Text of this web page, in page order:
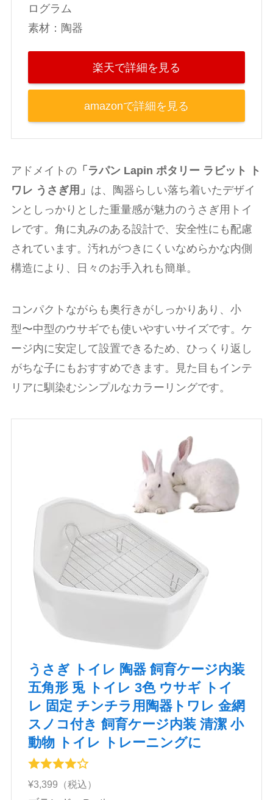
ログラム
素材：陶器
楽天で詳細を見る
amazonで詳細を見る
アドメイトの「ラパン Lapin ポタリー ラビット ト
ワレ うさぎ用」 は、陶器らしい落ち着いたデザイ
ンとしっかりとした重量感が魅力のうさぎ用トイ
レです。角に丸みのある設計で、安全性にも配慮
されています。汚れがつきにくいなめらかな内側
構造により、日々のお手入れも簡単。
コンパクトながらも奥行きがしっかりあり、小
型〜中型のウサギでも使いやすいサイズです。ケ
ージ内に安定して設置できるため、ひっくり返し
がちな子にもおすすめできます。見た目もインテ
リアに馴染むシンプルなカラーリングです。
うさぎ トイレ 陶器 飼育ケージ内装
五角形 兎 トイレ 3色 ウサギ トイ
レ 固定 チンチラ用陶器トワレ 金網
スノコ付き 飼育ケージ内装 清潔 小
動物 トイレ トレーニングに
¥3,399（税込）